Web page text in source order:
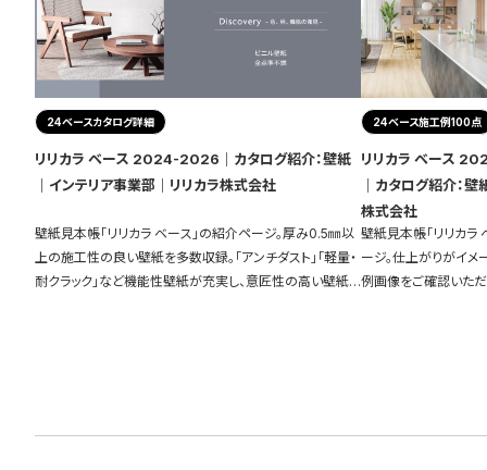
24ベースカタログ詳細
リリカラ ベース 2024-2026｜カタログ紹介：壁紙
｜インテリア事業部｜リリカラ株式会社
壁紙見本帳「リリカラ ベース」の紹介ページ。厚み0.5㎜以
上の施工性の良い壁紙を多数収録。「アンチダスト」「軽量・
耐クラック」など機能性壁紙が充実し、意匠性の高い壁紙も
24ベース施工例100点
リリカラ ベース
｜カタログ紹介：
株式会社
壁紙見本帳「リリカ
ージ。仕上がりがイ
例画像をご確認いただ